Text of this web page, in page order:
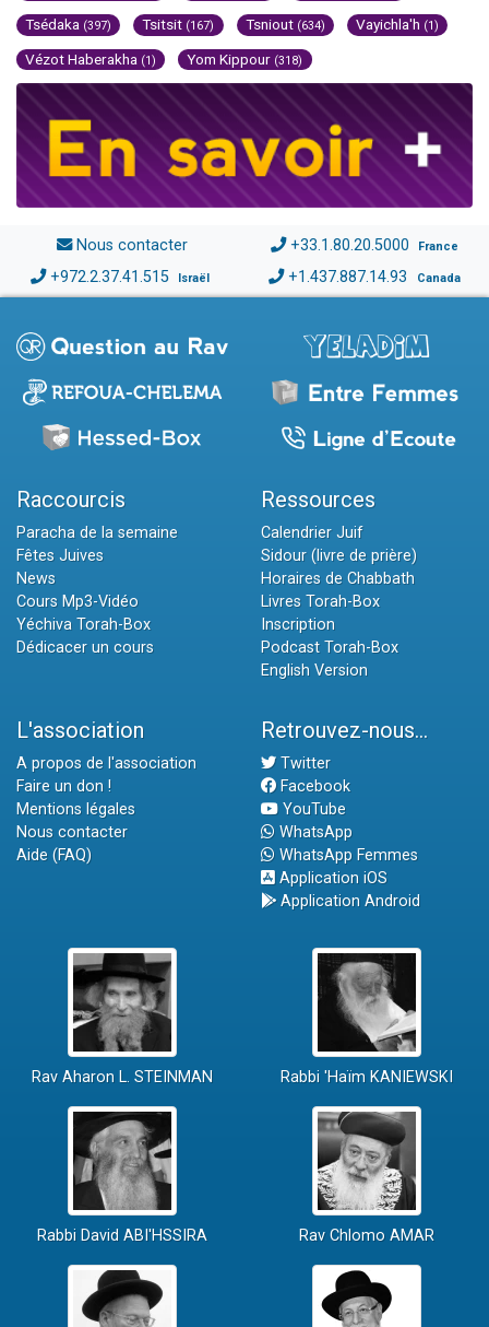
Tsédaka (397) Tsitsit (167) Tsniout (634) Vayichla'h (1)
Vézot Haberakha (1) Yom Kippour (318)
Nous contacter +33.1.80.20.5000 France
+972.2.37.41.515 Israël +1.437.887.14.93 Canada
Raccourcis
Paracha de la semaine
Fêtes Juives
News
Cours Mp3-Vidéo
Yéchiva Torah-Box
Dédicacer un cours
Ressources
Calendrier Juif
Sidour (livre de prière)
Horaires de Chabbath
Livres Torah-Box
Inscription
Podcast Torah-Box
English Version
L'association
A propos de l'association
Faire un don !
Mentions légales
Nous contacter
Aide (FAQ)
Retrouvez-nous...
Twitter
Facebook
YouTube
WhatsApp
WhatsApp Femmes
Application iOS
Application Android
Rav Aharon L. STEINMAN Rabbi 'Haïm KANIEWSKI
Rabbi David ABI'HSSIRA Rav Chlomo AMAR